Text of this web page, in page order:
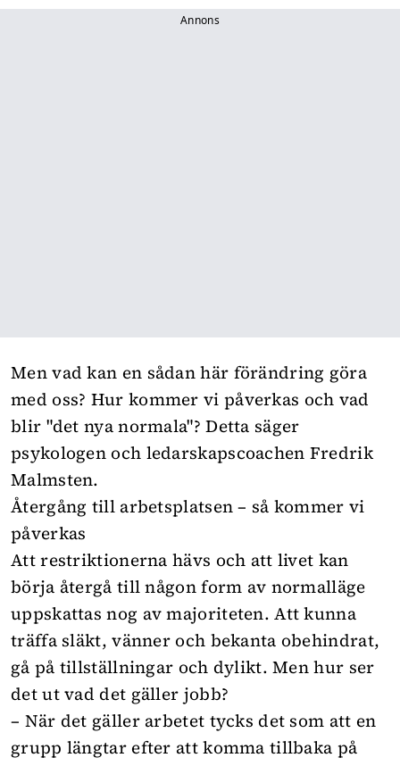
Annons
Men vad kan en sådan här förändring göra
med oss? Hur kommer vi påverkas och vad
blir "det nya normala"? Detta säger
psykologen och ledarskapscoachen Fredrik
Malmsten.
Återgång till arbetsplatsen – så kommer vi
påverkas
Att restriktionerna hävs och att livet kan
börja återgå till någon form av normalläge
uppskattas nog av majoriteten. Att kunna
träffa släkt, vänner och bekanta obehindrat,
gå på tillställningar och dylikt. Men hur ser
det ut vad det gäller jobb?
– När det gäller arbetet tycks det som att en
grupp längtar efter att komma tillbaka på